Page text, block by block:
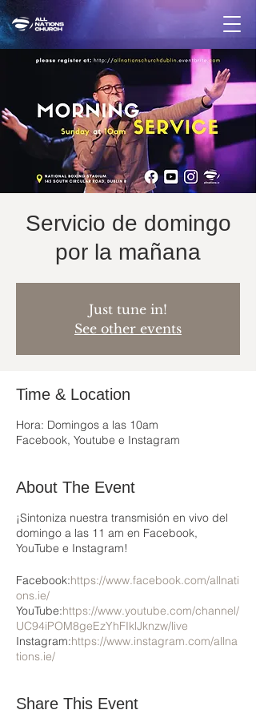
Servicio de domingo
por la mañana
Just tune in!
See other events
Time & Location
Hora: Domingos a las 10am
Facebook, Youtube e Instagram
About The Event
¡Sintoniza nuestra transmisión en vivo del
domingo a las 11 am en Facebook,
YouTube e Instagram!
Facebook:https://www.facebook.com/allnati
ons.ie/
YouTube:https://www.youtube.com/channel/
UC94iPOM8geEzYhFIklJknzw/live
Instagram:https://www.instagram.com/allna
tions.ie/
Share This Event